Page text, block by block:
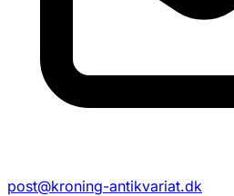
post@kroning-antikvariat.dk